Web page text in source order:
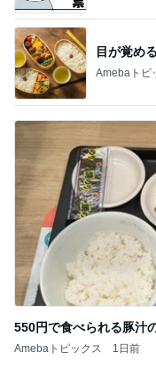
目が覚め
Amebaトピ
550円で食べられる豚汁
Amebaトピックス 1日前